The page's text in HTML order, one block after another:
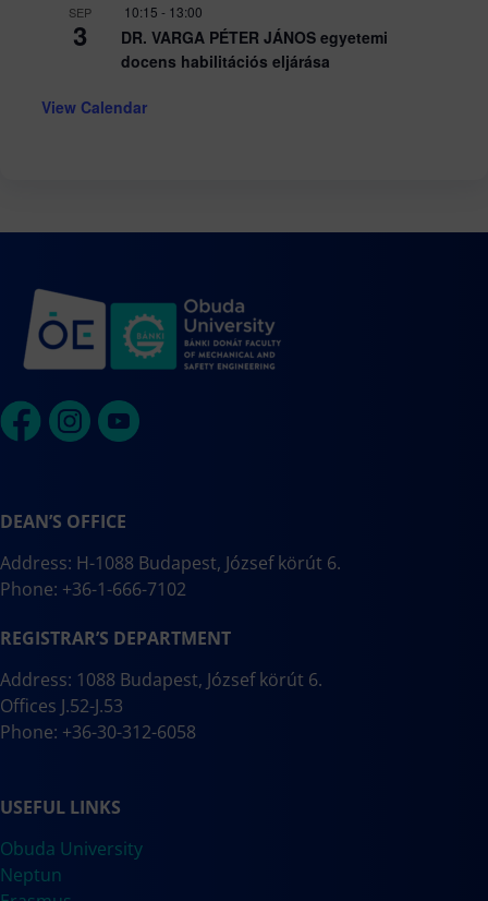
SEP
3
10:15 - 13:00
DR. VARGA PÉTER JÁNOS egyetemi
docens habilitációs eljárása
View Calendar
DEAN’S OFFICE
Address: H-1088 Budapest, József körút 6.
Phone: +36-1-666-7102
REGISTRAR’S DEPARTMENT
Address: 1088 Budapest, József körút 6.
Offices J.52-J.53
Phone: +36-30-312-6058
USEFUL LINKS
Obuda University
Neptun